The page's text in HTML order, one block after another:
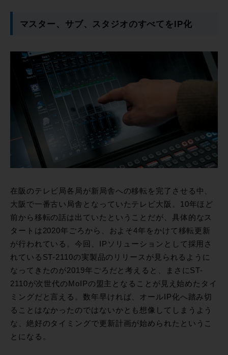
マスター、サブ、スタジオのすべてをIP化
在阪のテレビ局各局が新局舎への移転を完了させる中、
大阪で一番古い局舎となっていたテレビ大阪。10年ほど
前から移転の話は出ていたということだが、具体的なス
タートは2020年ごろから、およそ4年をかけて移転更新
が行われている。今回、IPソリューションとして採用さ
れているST-2110の実製品のリリースが見られるように
なってきたのが2019年ごろだと考えると、まさにST-
2110が次世代のMoIPの盟主となることが見え始めたタイ
ミングだと言える。数年早ければ、オールIP化へ踏み切
ることはなかったのではないかとも想像してしまうよう
な、絶好のタイミングで更新計画が始められたというこ
とになる。